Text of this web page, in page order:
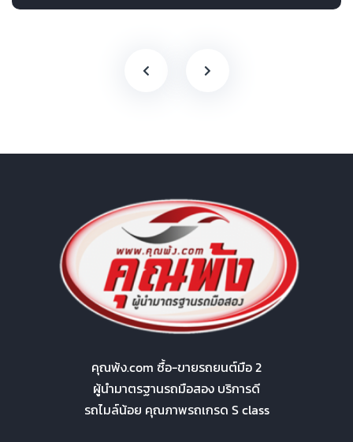
คุณพ้ง.com ซื้อ-ขายรถยนต์มือ 2
ผู้นำมาตรฐานรถมือสอง บริการดี
รถไมล์น้อย คุณภาพรถเกรด S class